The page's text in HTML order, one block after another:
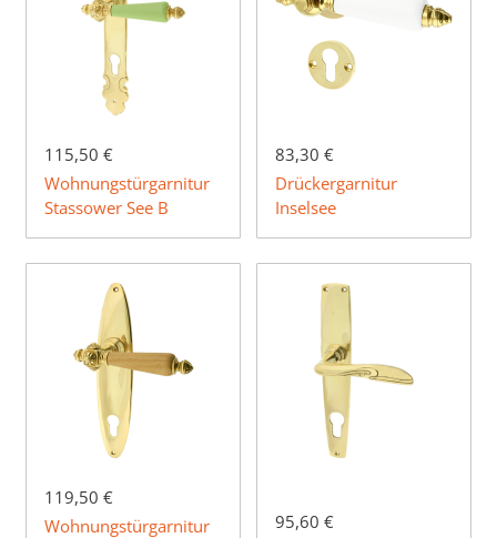
115,50 €
Wohnungstürgarnitur
Stassower See B
83,30 €
Drückergarnitur
Inselsee
119,50 €
Wohnungstürgarnitur
95,60 €